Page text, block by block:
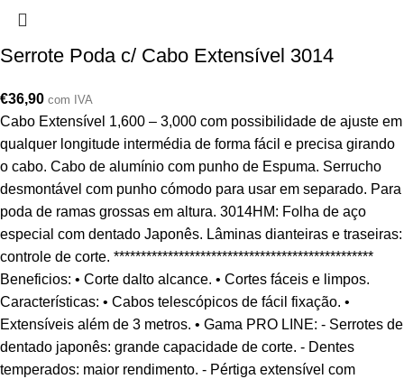
Serrote Poda c/ Cabo Extensível 3014
€36,90 com IVA
Cabo Extensível 1,600 – 3,000 com possibilidade de ajuste em
qualquer longitude intermédia de forma fácil e precisa girando
o cabo. Cabo de alumínio com punho de Espuma. Serrucho
desmontável com punho cómodo para usar em separado. Para
poda de ramas grossas em altura. 3014HM: Folha de aço
especial com dentado Japonês. Lâminas dianteiras e traseiras:
controle de corte. ************************************************
Beneficios: • Corte dalto alcance. • Cortes fáceis e limpos.
Características: • Cabos telescópicos de fácil fixação. •
Extensíveis além de 3 metros. • Gama PRO LINE: - Serrotes de
dentado japonês: grande capacidade de corte. - Dentes
temperados: maior rendimento. - Pértiga extensível com